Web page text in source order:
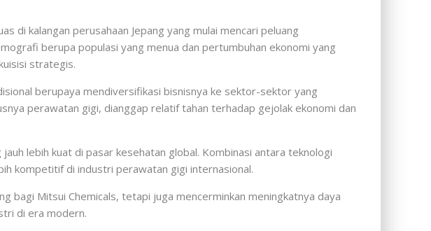
di kalangan perusahaan Jepang yang mulai mencari peluang
berupa populasi yang menua dan pertumbuhan ekonomi yang
strategis.
berupaya mendiversifikasi bisnisnya ke sektor-sektor yang
perawatan gigi, dianggap relatif tahan terhadap gejolak ekonomi dan
lebih kuat di pasar kesehatan global. Kombinasi antara teknologi
kompetitif di industri perawatan gigi internasional.
bagi Mitsui Chemicals, tetapi juga mencerminkan meningkatnya daya
di era modern.